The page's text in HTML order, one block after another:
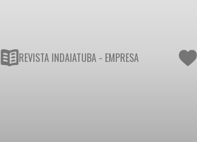
REVISTA INDAIATUBA - EMPRESA